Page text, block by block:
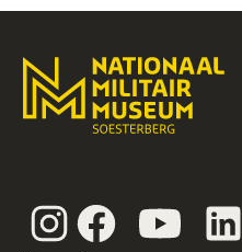
InstagramFacebookYoutube